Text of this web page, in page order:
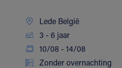
Lede België
3 - 6 jaar
10/08 - 14/08
Zonder overnachting